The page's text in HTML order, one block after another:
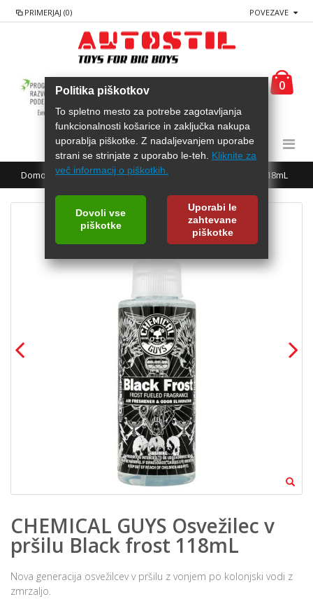
Politika piškotkov
To spletno mesto za potrebe zagotavljanja
funkcionalnosti košarice in zaključka nakupa
uporablja piškotke. Z nadaljevanjem uporabe
strani se strinjate z uporabo le-teh. Kliknite za
več informacij o piškotkih.
Dovoli vse
piškotke
Uporabi le
zahtevane
piškotke
PRIMERJAJ (0) POVEZAVE
0
Domov CHEMICAL GUYS Osvežilec v pršilu Black frost 118mL
CHEMICAL GUYS Osvežilec v
pršilu Black frost 118mL
Nova generacija osvežilcev v pršilu z vonjem po kolonjski vodi z
zmrzaljo.